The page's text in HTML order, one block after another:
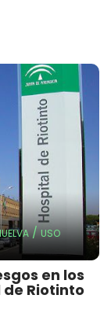
/USO
en los
Riotinto